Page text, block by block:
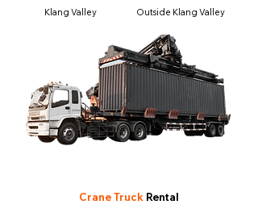
Klang Valley Outside Klang Valley
Crane Truck Rental